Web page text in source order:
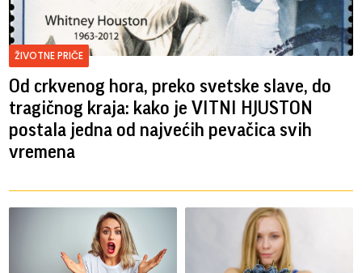
ŽIVOTNE PRIČE
Od crkvenog hora, preko svetske slave, do
tragičnog kraja: kako je VITNI HJUSTON
postala jedna od najvećih pevačica svih
vremena